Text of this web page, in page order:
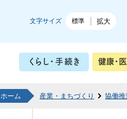
結城市公式ホームページ
文字サイズ 標準 拡大
くらし
ホーム 産業・まちづくり 協働推